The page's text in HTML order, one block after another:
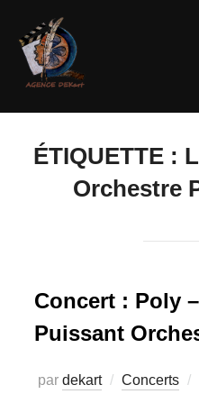
ÉTIQUETTE :
Orchestre
Concert : Poly
Puissant
par dekart Concerts